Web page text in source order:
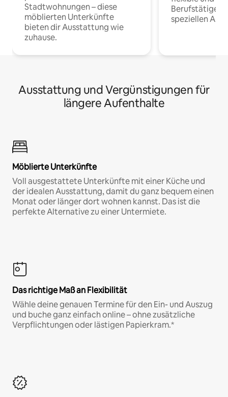
Stadtwohnungen – diese
möblierten Unterkünfte
bieten dir Ausstattung wie
zuhause.
Berufstätige
speziellen
Ausstattung und Vergünstigungen für
längere Aufenthalte
Möblierte Unterkünfte
Voll ausgestattete Unterkünfte mit einer Küche und
der idealen Ausstattung, damit du ganz bequem einen
Monat oder länger dort wohnen kannst. Das ist die
perfekte Alternative zu einer Untermiete.
Das richtige Maß an Flexibilität
Wähle deine genauen Termine für den Ein- und Auszug
und buche ganz einfach online – ohne zusätzliche
Verpflichtungen oder lästigen Papierkram.*